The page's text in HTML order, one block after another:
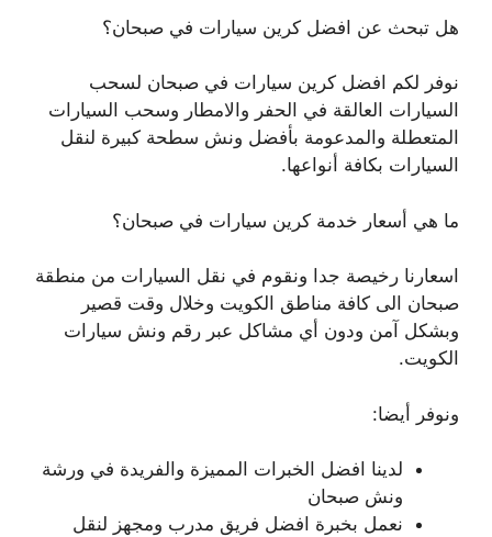
هل تبحث عن افضل كرين سيارات في صبحان؟
نوفر لكم افضل كرين سيارات في صبحان لسحب
السيارات العالقة في الحفر والامطار وسحب السيارات
المتعطلة والمدعومة بأفضل ونش سطحة كبيرة لنقل
السيارات بكافة أنواعها.
ما هي أسعار خدمة كرين سيارات في صبحان؟
اسعارنا رخيصة جدا ونقوم في نقل السيارات من منطقة
صبحان الى كافة مناطق الكويت وخلال وقت قصير
وبشكل آمن ودون أي مشاكل عبر رقم ونش سيارات
الكويت.
ونوفر أيضا:
لدينا افضل الخبرات المميزة والفريدة في ورشة
ونش صبحان
نعمل بخبرة افضل فريق مدرب ومجهز لنقل